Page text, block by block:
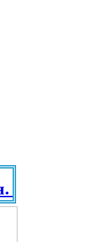
в